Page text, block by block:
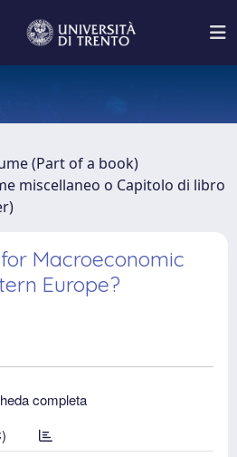
(Part of a book)
miscellaneo o Capitolo di libro
Macroeconomic
Europe?
completa